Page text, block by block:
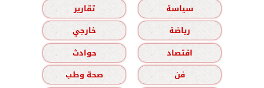
سياسة
تقارير
رياضة
خارجي
اقتصاد
حوادث
فن
صحة وطب